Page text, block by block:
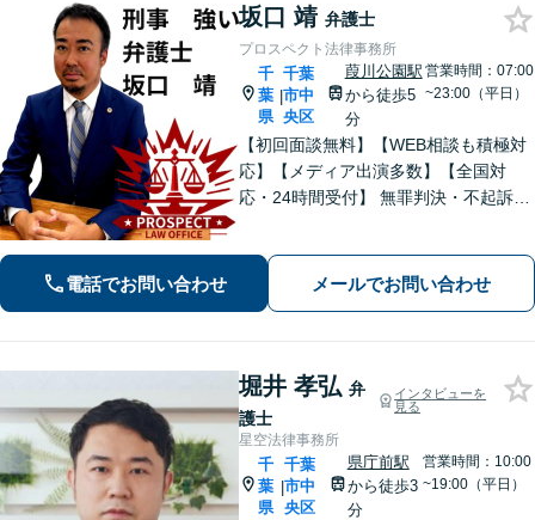
坂口 靖 弁護士
プロスペクト法律事務所
千
葉
県
|
千葉
市中
央区
葭川公園駅
から徒歩5
分
営業時間：07:00
~23:00（平日）
【初回面談無料】【WEB相談も積極対
応】【メディア出演多数】【全国対
応・24時間受付】 無罪判決・不起訴多
結果へ。粘り強く、鋭く、そして迅速
に。明朗な料金体系で安心サポート。
電話でお問い合わせ メールでお問い合わせ
堀井 孝弘 弁
護士
インタビューを
見る
星空法律事務所
千
葉
県
|
千葉
市中
央区
県庁前駅
から徒歩3
分
営業時間：10:00
~19:00（平日）